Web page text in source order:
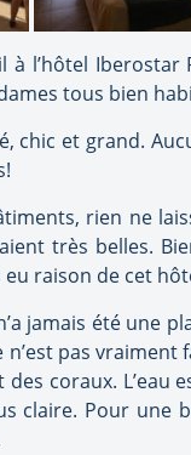
l’hôtel
tous bien
chic et grand.
rien ne
très belles.
eu raison de cet
jamais été une
n’est pas
coraux. L’eau
claire. Pour une